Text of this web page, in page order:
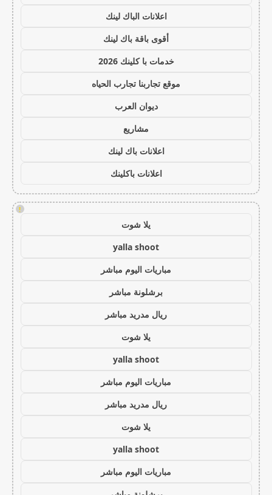
اعلانات الباك لينك
أقوى باقة باك لينك
خدمات با كلينك 2026
موقع تجاربنا تجارب الحياه
ديوان العرب
مشاريع
اعلانات باك لينك
اعلانات باكلينك
!
يلا شوت
yalla shoot
مباريات اليوم مباشر
برشلونة مباشر
ريال مدريد مباشر
يلا شوت
yalla shoot
مباريات اليوم مباشر
ريال مدريد مباشر
يلا شوت
yalla shoot
مباريات اليوم مباشر